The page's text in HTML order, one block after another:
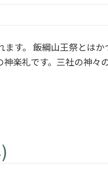
す。 飯綱山王祭とは
楽礼です。三社の神